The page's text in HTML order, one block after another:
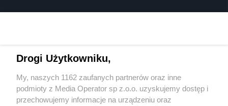
Wydawca mediów lokalnych
Drogi Użytkowniku,
My, naszych 1162 zaufanych partnerów oraz inne
podmioty z Media Operator sp z.o.o. uzyskujemy dostęp i
przechowujemy informacje na urządzeniu oraz